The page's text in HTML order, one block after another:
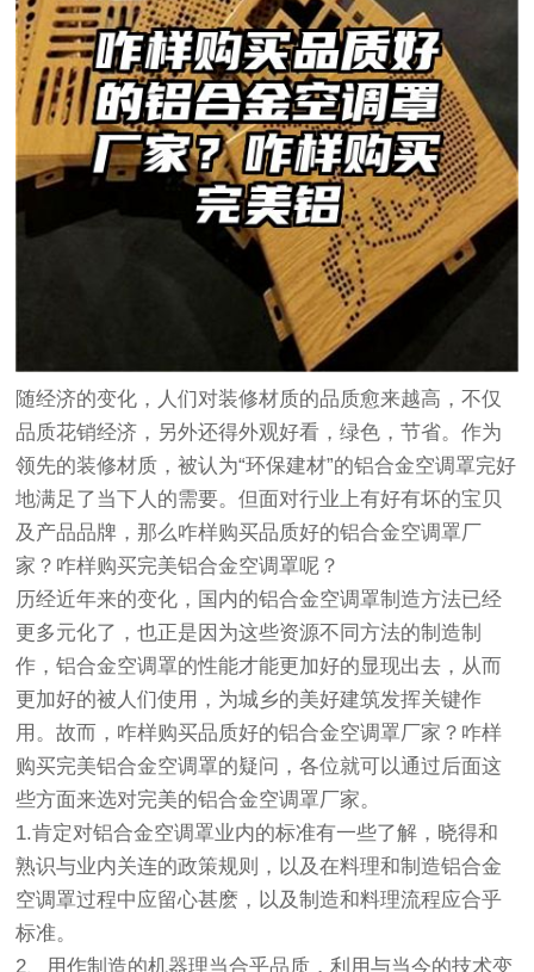
随经济的变化，人们对装修材质的品质愈来越高，不仅
品质花销经济，另外还得外观好看，绿色，节省。作为
领先的装修材质，被认为“环保建材”的铝合金空调罩完好
地满足了当下人的需要。但面对行业上有好有坏的宝贝
及产品品牌，那么咋样购买品质好的铝合金空调罩厂
家？咋样购买完美铝合金空调罩呢？
历经近年来的变化，国内的铝合金空调罩制造方法已经
更多元化了，也正是因为这些资源不同方法的制造制
作，铝合金空调罩的性能才能更加好的显现出去，从而
更加好的被人们使用，为城乡的美好建筑发挥关键作
用。故而，咋样购买品质好的铝合金空调罩厂家？咋样
购买完美铝合金空调罩的疑问，各位就可以通过后面这
些方面来选对完美的铝合金空调罩厂家。
1.肯定对铝合金空调罩业内的标准有一些了解，晓得和
熟识与业内关连的政策规则，以及在料理和制造铝合金
空调罩过程中应留心甚麽，以及制造和料理流程应合乎
标准。
2、用作制造的机器理当合乎品质，利用与当今的技术变